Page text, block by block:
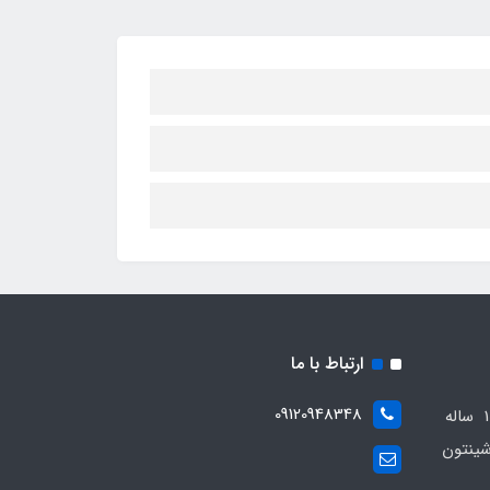
مجموعه مهدی اسپرت باسابقه 10 ساله
ارتباط با ما
09120948348